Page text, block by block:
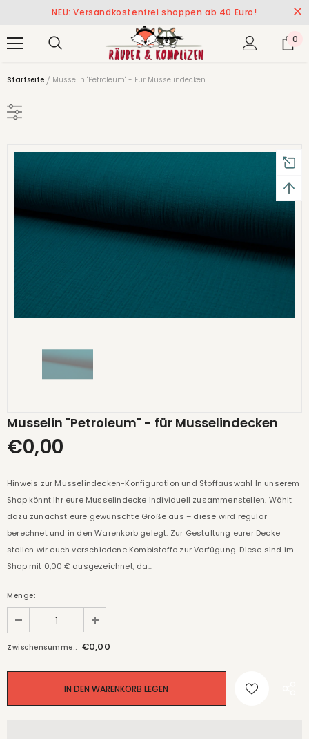
NEU: Versandkostenfrei shoppen ab 40 Euro!
0
Startseite Musselin "Petroleum" - Für Musselindecken
Musselin "Petroleum" - für Musselindecken
€0,00
Hinweis zur Musselindecken-Konfiguration und Stoffauswahl In unserem
Shop könnt ihr eure Musselindecke individuell zusammenstellen. Wählt
dazu zunächst eure gewünschte Größe aus – diese wird regulär
berechnet und in den Warenkorb gelegt. Zur Gestaltung eurer Decke
stellen wir euch verschiedene Kombistoffe zur Verfügung. Diese sind im
Shop mit 0,00 € ausgezeichnet, da...
Menge:
Zwischensumme:: €0,00